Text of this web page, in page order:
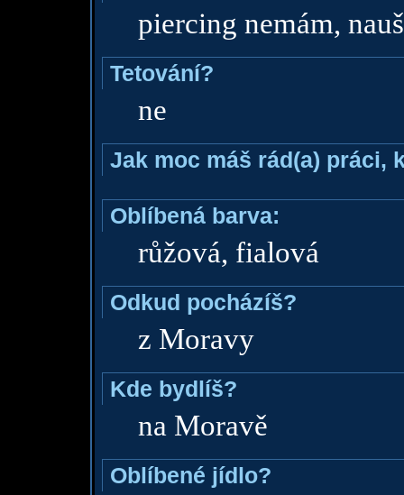
piercing nemám,
Tetování?
ne
Jak moc máš rád(a) práci,
Oblíbená barva:
růžová, fialová
Odkud pocházíš?
z Moravy
Kde bydlíš?
na Moravě
Oblíbené jídlo?